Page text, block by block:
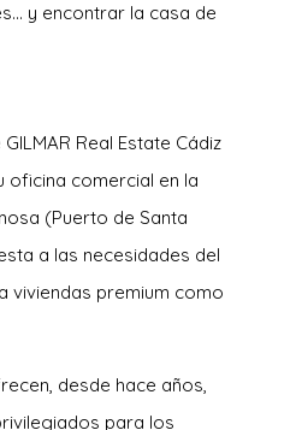
y encontrar la casa de
Real Estate Cádiz
oficina comercial en la
(Puerto de Santa
a las necesidades del
viviendas premium como
desde hace años,
para los